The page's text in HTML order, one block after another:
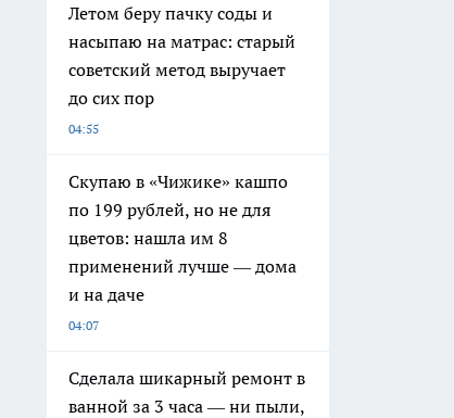
Летом беру пачку соды и
насыпаю на матрас: старый
советский метод выручает
до сих пор
04:55
Скупаю в «Чижике» кашпо
по 199 рублей, но не для
цветов: нашла им 8
применений лучше — дома
и на даче
04:07
Сделала шикарный ремонт в
ванной за 3 часа — ни пыли,